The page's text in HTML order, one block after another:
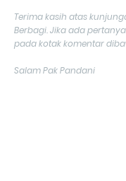
Terima kasih atas
Berbagi. Jika ada
pada kotak komentar
Salam Pak Pandani